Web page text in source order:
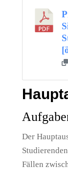
Der
Fällen